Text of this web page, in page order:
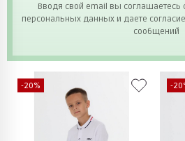
Вводя свой email вы соглашаетесь
персональных данных и даете
сообщений
-20% -